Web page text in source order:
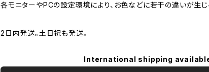
各モニターやPCの設定環境により、お色などに若干の違いが生
2日内発送。土日祝も発送。
International shipping